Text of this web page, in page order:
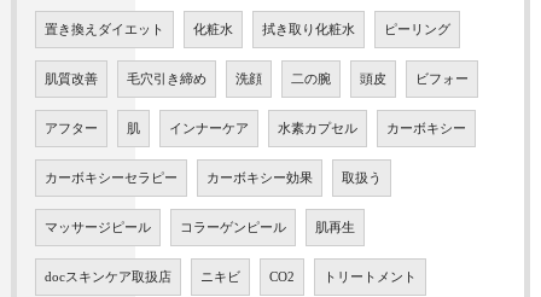
置き換えダイエット 化粧水 拭き取り化粧水 ピーリング
肌質改善 毛穴引き締め 洗顔 二の腕 頭皮 ビフォー
アフター 肌 インナーケア 水素カプセル カーボキシー
カーボキシーセラピー カーボキシー効果 取扱う
マッサージピール コラーゲンピール 肌再生
docスキンケア取扱店 ニキビ CO2 トリートメント